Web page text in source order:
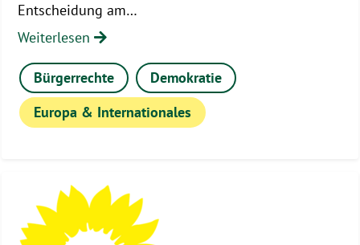
Entscheidung am…
Weiterlesen
Bürgerrechte
Demokratie
Europa & Internationales